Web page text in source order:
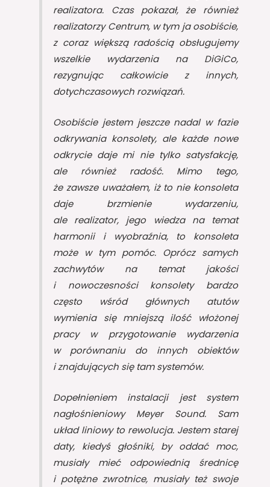
realizatora. Czas pokazał, że również
realizatorzy Centrum, w tym ja osobiście,
z coraz większą radością obsługujemy
wszelkie wydarzenia na DiGiCo,
rezygnując całkowicie z innych,
dotychczasowych rozwiązań.
Osobiście jestem jeszcze nadal w fazie
odkrywania konsolety, ale każde nowe
odkrycie daje mi nie tylko satysfakcję,
ale również radość. Mimo tego,
że zawsze uważałem, iż to nie konsoleta
daje brzmienie wydarzeniu,
ale realizator, jego wiedza na temat
harmonii i wyobraźnia, to konsoleta
może w tym pomóc. Oprócz samych
zachwytów na temat jakości
i nowoczesności konsolety bardzo
często wśród głównych atutów
wymienia się mniejszą ilość włożonej
pracy w przygotowanie wydarzenia
w porównaniu do innych obiektów
i znajdujących się tam systemów.
Dopełnieniem instalacji jest system
nagłośnieniowy Meyer Sound. Sam
układ liniowy to rewolucja. Jestem starej
daty, kiedyś głośniki, by oddać moc,
musiały mieć odpowiednią średnicę
i potężne zwrotnice, musiały też swoje